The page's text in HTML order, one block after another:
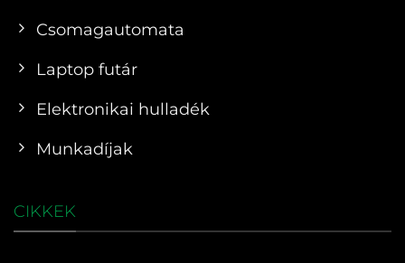
Csomagautomata
Laptop futár
Elektronikai hulladék
Munkadíjak
CIKKEK